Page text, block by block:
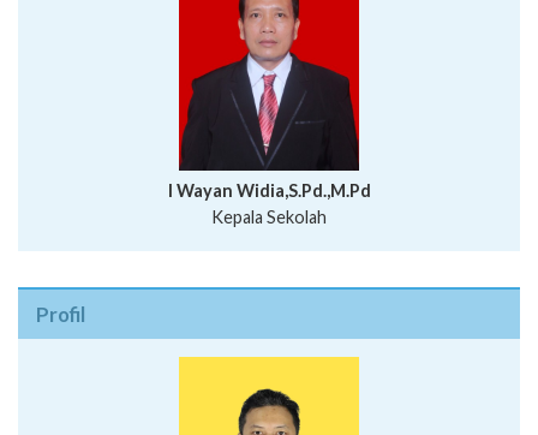
I Wayan Widia,S.Pd.,M.Pd
Kepala Sekolah
Profil